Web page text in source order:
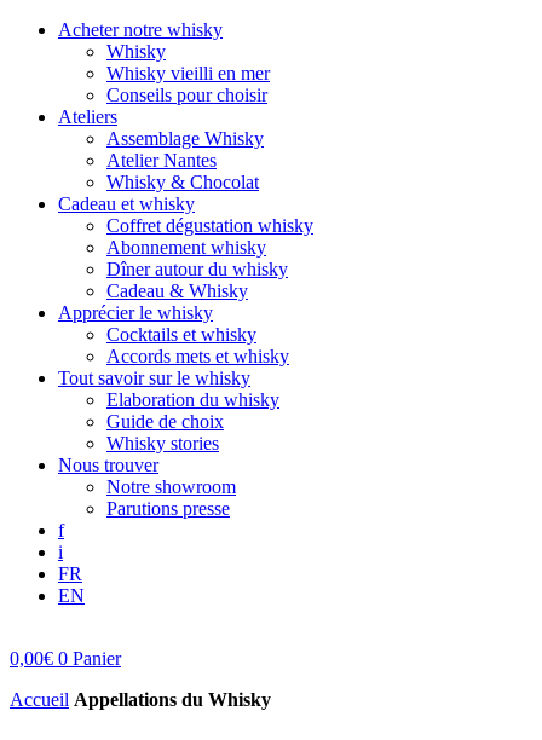
Acheter notre whisky
Whisky
Whisky vieilli en mer
Conseils pour choisir
Ateliers
Assemblage Whisky
Atelier Nantes
Whisky & Chocolat
Cadeau et whisky
Coffret dégustation whisky
Abonnement whisky
Dîner autour du whisky
Cadeau & Whisky
Apprécier le whisky
Cocktails et whisky
Accords mets et whisky
Tout savoir sur le whisky
Elaboration du whisky
Guide de choix
Whisky stories
Nous trouver
Notre showroom
Parutions presse
f
i
FR
EN
0,00€ 0 Panier
Accueil Appellations du Whisky